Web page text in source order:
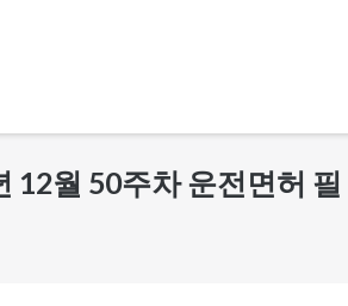
12월 50주차 운전면허 필